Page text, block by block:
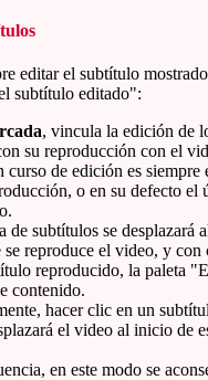
editar el subtítulo
subtítulo editado":
, vincula la edición de
su reproducción con el
curso de edición es siempre
o en su defecto el
de subtítulos se desplazará
se reproduce el video, y con
reproducido, la paleta
contenido.
hacer clic en un
el video al inicio de
en este modo se